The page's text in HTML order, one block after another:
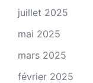
juillet 2025
mai 2025
mars 2025
février 2025